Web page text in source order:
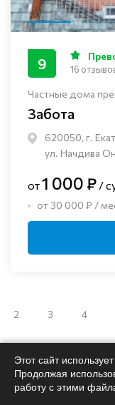
Частные дома
Забота
620050, г.
ул. Начдива
9 16
от1 000 ₽ /
от 30 000 ₽ /
2 3 4
Этот сайт
Продолжая
работу с этими